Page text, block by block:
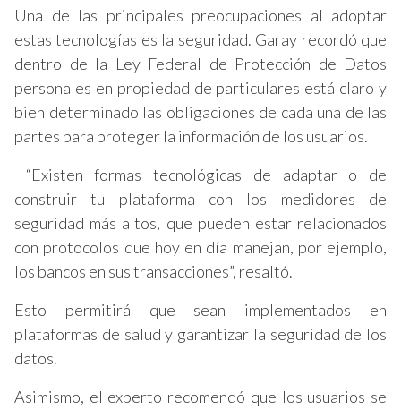
Una de las principales preocupaciones al adoptar
estas tecnologías es la seguridad. Garay recordó que
dentro de la Ley Federal de Protección de Datos
personales en propiedad de particulares está claro y
bien determinado las obligaciones de cada una de las
partes para proteger la información de los usuarios.
“Existen formas tecnológicas de adaptar o de
construir tu plataforma con los medidores de
seguridad más altos, que pueden estar relacionados
con protocolos que hoy en día manejan, por ejemplo,
los bancos en sus transacciones”, resaltó.
Esto permitirá que sean implementados en
plataformas de salud y garantizar la seguridad de los
datos.
Asimismo, el experto recomendó que los usuarios se